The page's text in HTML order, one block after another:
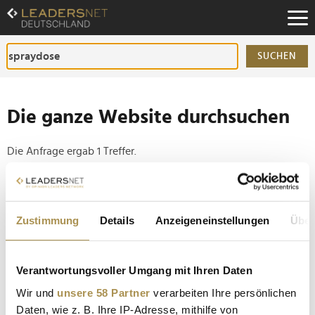
Zustimmung Details Anzeigeneinstellungen
Verantwortungsvoller Umgang mit Ihren Daten
Wir und unsere 58 Partner verarbeiten Ihre persönlichen
Daten, wie z. B. Ihre IP-Adresse, mithilfe von
Zum
Inhalt
Zur
Fußzeilen-
Navigation
SUCHEN
Die ganze Website durchsuchen
Die Anfrage ergab 1 Treffer.
Tipp
Seiten suchen, die genau diese Wortgruppe enthalten:
Heidi Klum gibt Köln ein XXL-Autogramm